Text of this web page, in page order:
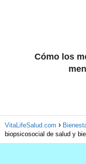
Cómo los
VitaLifeSalud.com
biopsicosocial de salud y